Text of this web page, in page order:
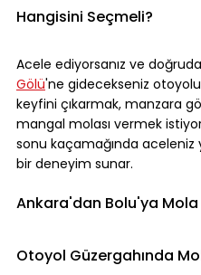
Hangisini Seçmeli?
Acele ediyorsanız ve
Gölü'ne gidecekseniz
keyfini çıkarmak, manzara
mangal molası vermek
sonu kaçamağında aceleniz
bir deneyim sunar.
Ankara'dan Bolu'ya Mola
Otoyol Güzergahında